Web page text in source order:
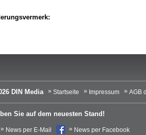
DIN Media Startseite Impressum AGB
Sie auf dem neuesten Stand!
News per E-Mail News per Facebook